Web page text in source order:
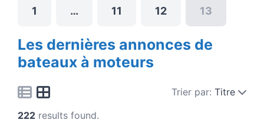
1 … 11 12 13
Les dernières annonces de
bateaux à moteurs
Trier par: Titre
222 results found.